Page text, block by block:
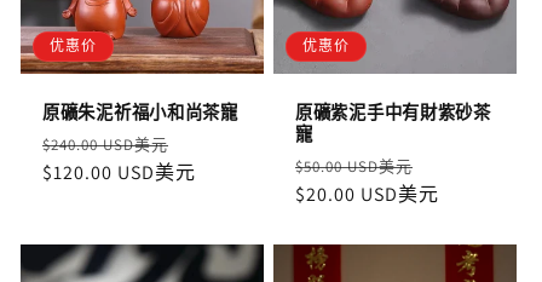
优惠价
原礦朱泥祈福小和尚茶寵
定
價
$240.00 USD美元
價
$120.00 USD美元
优惠价
原礦紫泥手中有財紫砂茶
寵
定
價
$50.00 USD美元
價
$20.00 USD美元